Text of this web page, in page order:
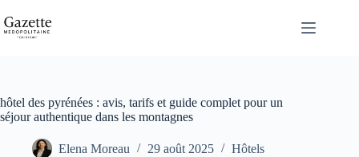
au
contenu
hôtel des pyrénées : avis, tarifs et guide complet pour un
séjour authentique dans les montagnes
Elena Moreau 29 août 2025 Hôtels